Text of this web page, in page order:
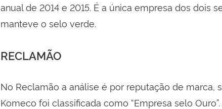
anual de 2014 e 2015. É a única empresa dos dois
manteve o selo verde.
RECLAMÃO
No Reclamão a análise é por reputação de marca,
Komeco foi classificada como “Empresa selo